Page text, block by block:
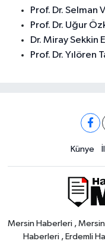
Prof. Dr. Selman
Prof. Dr. Uğur
Dr. Miray Sekkin
Prof. Dr. Yılören
Künye
Mersin Haberleri ,
Haberleri , Erdemli